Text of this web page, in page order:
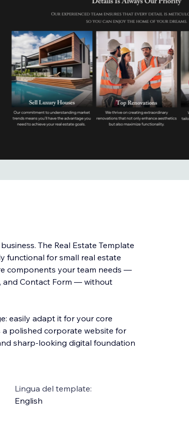
The Real Estate Template
functional for small real estate
components your team needs —
and Contact Form — without
easily adapt it for your core
polished corporate website for
sharp-looking digital foundation
Lingua del template:
English